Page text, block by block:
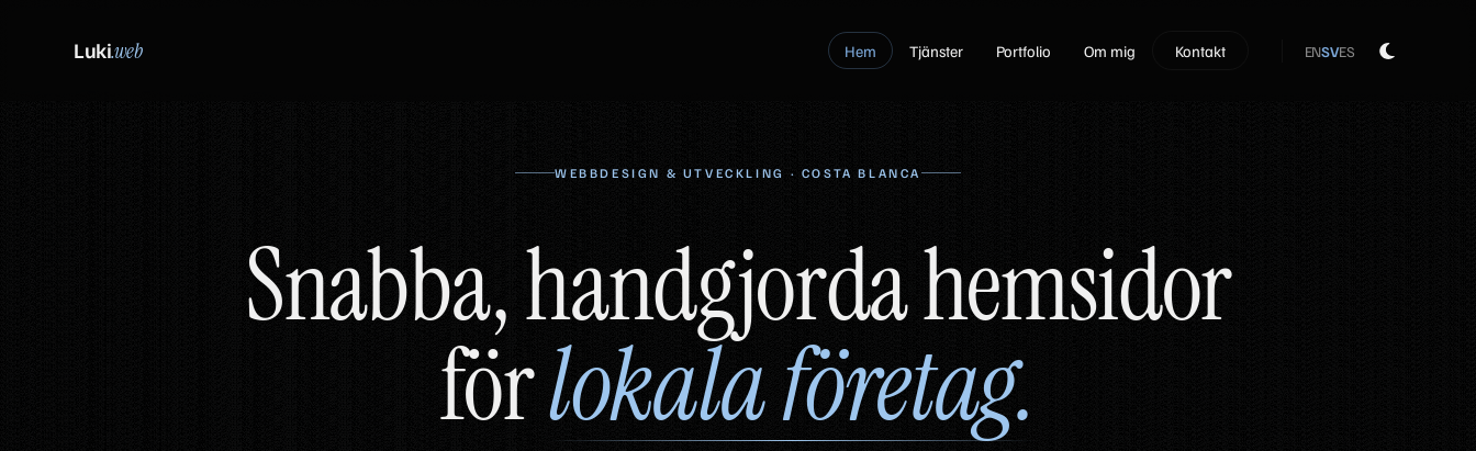
Luki.web Hem Tjänster Portfolio Om mig Kontakt ENSVES
WEBBDESIGN & UTVECKLING · COSTA BLANCA
Snabba,handgjordahemsidor
förlokalaföretag.